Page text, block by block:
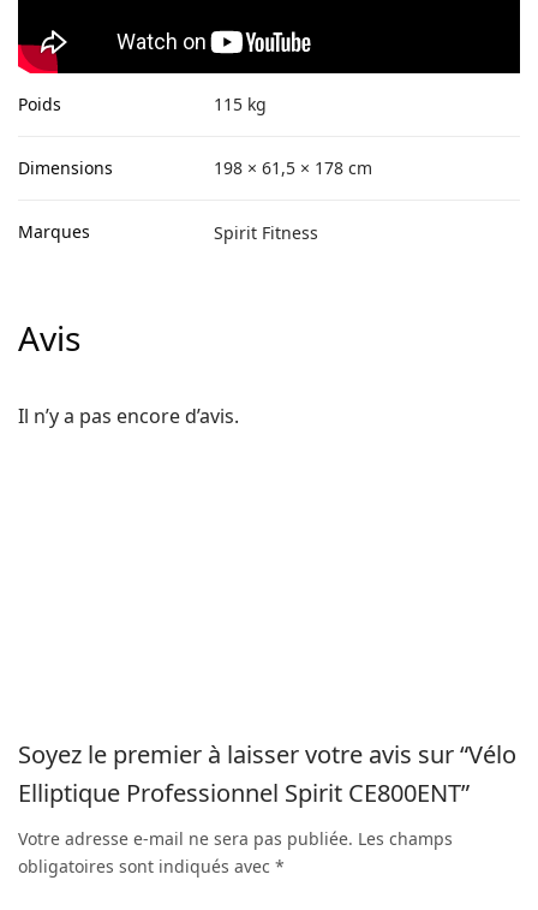
Poids 115 kg
Dimensions 198 × 61,5 × 178 cm
Marques Spirit Fitness
Avis
Il n’y a pas encore d’avis.
Soyez le premier à laisser votre avis sur “Vélo
Elliptique Professionnel Spirit CE800ENT”
Votre adresse e-mail ne sera pas publiée. Les champs
obligatoires sont indiqués avec*